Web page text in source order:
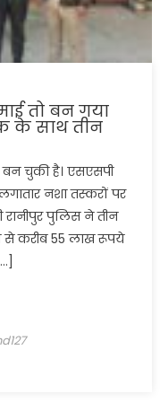
तो बन गया
के साथ तीन
बन चुकी है। एसएसपी
नशा तस्करों पर
रानीपुर पुलिस ने तीन
से करीब 55 लाख रूपये